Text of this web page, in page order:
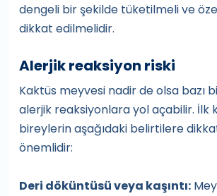
dengeli bir şekilde tüketilmeli ve
dikkat edilmelidir.
Alerjik reaksiyon riski
Kaktüs meyvesi nadir de olsa bazı
alerjik reaksiyonlara yol açabilir. İlk
bireylerin aşağıdaki belirtilere
önemlidir:
Deri döküntüsü veya kaşıntı: